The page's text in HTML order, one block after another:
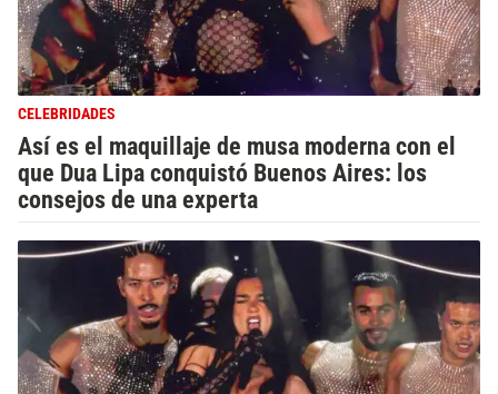
CELEBRIDADES
Así es el maquillaje de musa moderna con el
que Dua Lipa conquistó Buenos Aires: los
consejos de una experta